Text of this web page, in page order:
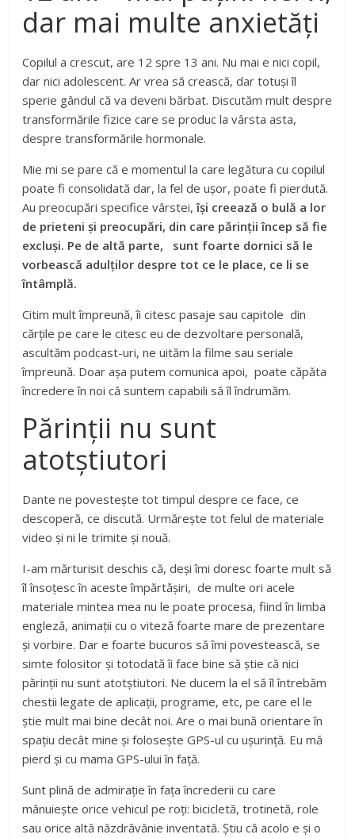
dar mai multe anxietăți
Copilul a crescut, are 12 spre 13 ani. Nu mai e nici copil,
dar nici adolescent. Ar vrea să crească, dar totuși îl
sperie gândul că va deveni bărbat. Discutăm mult despre
transformările fizice care se produc la vârsta asta,
despre transformările hormonale.
Mie mi se pare că e momentul la care legătura cu copilul
poate fi consolidată dar, la fel de ușor, poate fi pierdută.
Au preocupări specifice vârstei,își creează o bulă a lor
de prieteni și preocupări, din care părinții încep să fie
excluși. Pe de altă parte, sunt foarte dornici să le
vorbească adulților despre tot ce le place, ce li se
întâmplă.
Citim mult împreună, îi citesc pasaje sau capitole din
cărțile pe care le citesc eu de dezvoltare personală,
ascultăm podcast-uri, ne uităm la filme sau seriale
împreună. Doar așa putem comunica apoi, poate căpăta
încredere în noi că suntem capabili să îl îndrumăm.
Părinții nu sunt
atotștiutori
Dante ne povestește tot timpul despre ce face, ce
descoperă, ce discută. Urmărește tot felul de materiale
video și ni le trimite și nouă.
I-am mărturisit deschis că, deși îmi doresc foarte mult să
îl însoțesc în aceste împărtășiri, de multe ori acele
materiale mintea mea nu le poate procesa, fiind în limba
engleză, animații cu o viteză foarte mare de prezentare
și vorbire. Dar e foarte bucuros să îmi povestească, se
simte folositor și totodată îi face bine să știe că nici
părinții nu sunt atotștiutori. Ne ducem la el să îl întrebăm
chestii legate de aplicații, programe, etc, pe care el le
știe mult mai bine decât noi. Are o mai bună orientare în
spațiu decât mine și folosește GPS-ul cu ușurință. Eu mă
pierd și cu mama GPS-ului în față.
Sunt plină de admirație în fața încrederii cu care
mânuiește orice vehicul pe roți: bicicletă, trotinetă, role
sau orice altă năzdrăvănie inventată. Știu că acolo e și o